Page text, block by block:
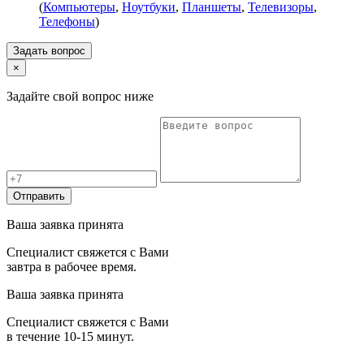
(Компьютеры, Ноутбуки, Планшеты, Телевизоры,
Телефоны)
Задать вопрос
×
Задайте свой вопрос ниже
Отправить
Ваша заявка принята
Специалист свяжется с Вами
завтра в рабочее время.
Ваша заявка принята
Специалист свяжется с Вами
в течение 10-15 минут.